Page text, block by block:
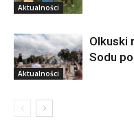
Aktualności
Aktualności
Olkuski
Sodu